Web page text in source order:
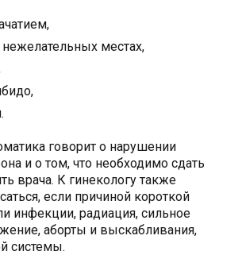
местах,
говорит о нарушении
и о том, что необходимо сдать
врача. К гинекологу также
если причиной короткой
инфекции, радиация, сильное
аборты и выскабливания,
системы.